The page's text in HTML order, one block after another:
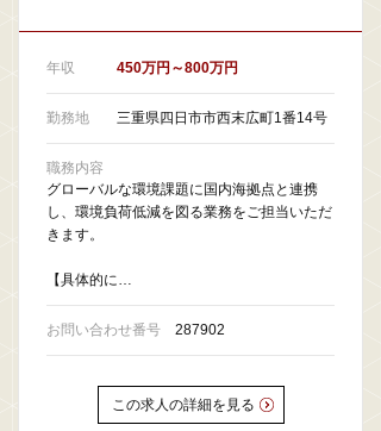
年収 450万円～800万円
勤務地 三重県四日市市西末広町1番14号
職務内容
グローバルな環境課題に国内海拠点と連携
し、環境負荷低減を図る業務をご担当いただ
きます。
【具体的に…
お問い合わせ番号 287902
この求人の詳細を見る